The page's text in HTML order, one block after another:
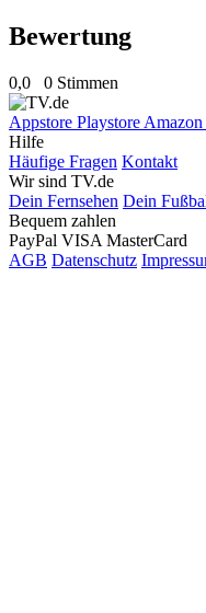
Bewertung
0,0 0 Stimmen
Appstore Playstore Amazon
Hilfe
Häufige Fragen Kontakt
Wir sind TV.de
Dein Fernsehen Dein
Bequem zahlen
PayPal VISA MasterCard
AGB Datenschutz